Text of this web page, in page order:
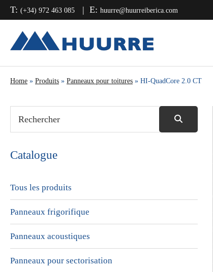
Passer
à
navigation
principale
Passer
au
contenu
principal
Passer
à
barre
latérale
principale
T: (+34) 972 463 085 E: huurre@huurreiberica.com
Home » Produits » Panneaux pour toitures » HI-QuadCore 2.0 CT
Catalogue
Tous les produits
Panneaux frigorifique
Panneaux acoustiques
Panneaux pour sectorisation